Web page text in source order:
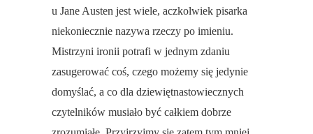
u Jane Austen jest wiele, aczkolwiek pisarka
niekoniecznie nazywa rzeczy po imieniu.
Mistrzyni ironii potrafi w jednym zdaniu
zasugerować coś, czego możemy się jedynie
domyślać, a co dla dziewiętnastowiecznych
czytelników musiało być całkiem dobrze